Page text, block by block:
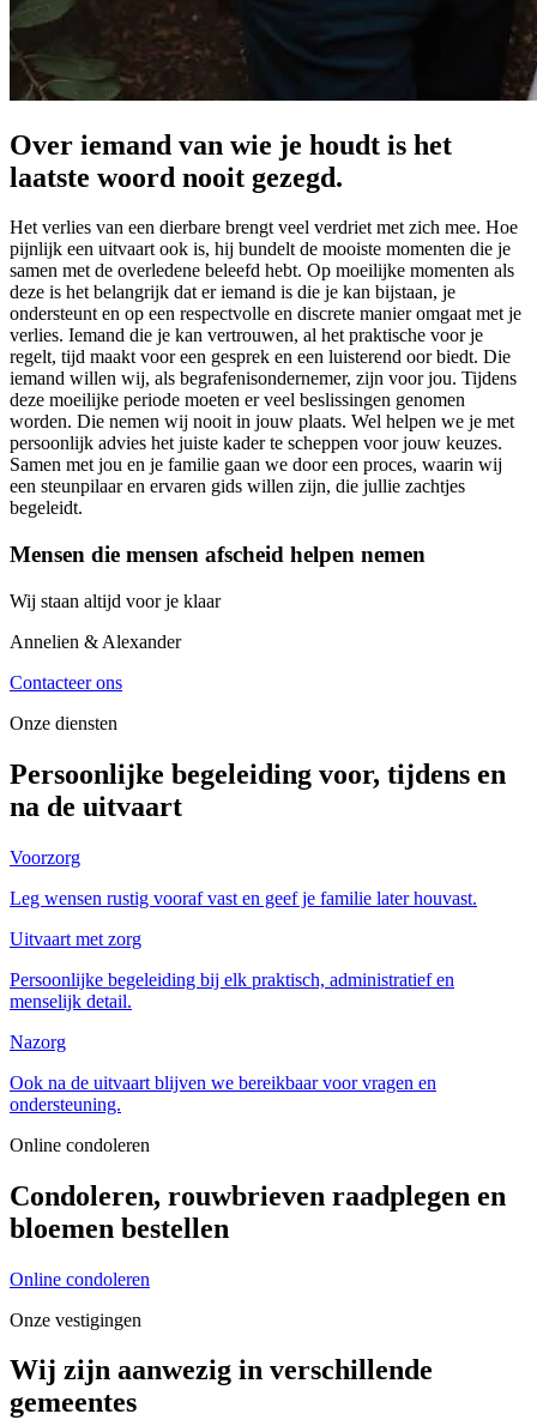
Over iemand van wie je houdt is het
laatste woord nooit gezegd.
Het verlies van een dierbare brengt veel verdriet met zich mee. Hoe
pijnlijk een uitvaart ook is, hij bundelt de mooiste momenten die je
samen met de overledene beleefd hebt. Op moeilijke momenten als
deze is het belangrijk dat er iemand is die je kan bijstaan, je
ondersteunt en op een respectvolle en discrete manier omgaat met je
verlies. Iemand die je kan vertrouwen, al het praktische voor je
regelt, tijd maakt voor een gesprek en een luisterend oor biedt. Die
iemand willen wij, als begrafenisondernemer, zijn voor jou. Tijdens
deze moeilijke periode moeten er veel beslissingen genomen
worden. Die nemen wij nooit in jouw plaats. Wel helpen we je met
persoonlijk advies het juiste kader te scheppen voor jouw keuzes.
Samen met jou en je familie gaan we door een proces, waarin wij
een steunpilaar en ervaren gids willen zijn, die jullie zachtjes
begeleidt.
Mensen die mensen afscheid helpen nemen
Wij staan altijd voor je klaar
Annelien & Alexander
Contacteer ons
Onze diensten
Persoonlijke begeleiding voor, tijdens en
na de uitvaart
Voorzorg
Leg wensen rustig vooraf vast en geef je familie later houvast.
Uitvaart met zorg
Persoonlijke begeleiding bij elk praktisch, administratief en
menselijk detail.
Nazorg
Ook na de uitvaart blijven we bereikbaar voor vragen en
ondersteuning.
Online condoleren
Condoleren, rouwbrieven raadplegen en
bloemen bestellen
Online condoleren
Onze vestigingen
Wij zijn aanwezig in verschillende
gemeentes